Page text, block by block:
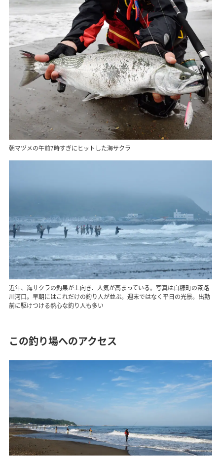
朝マヅメの午前7時すぎにヒットした海サクラ
近年、海サクラの釣果が上向き、人気が高まっている。写真は白糠町の茶路
川河口。早朝にはこれだけの釣り人が並ぶ。週末ではなく平日の光景。出勤
前に駆けつける熱心な釣り人も多い
この釣り場へのアクセス